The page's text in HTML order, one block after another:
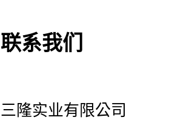
联系我们
三隆实业有限公司